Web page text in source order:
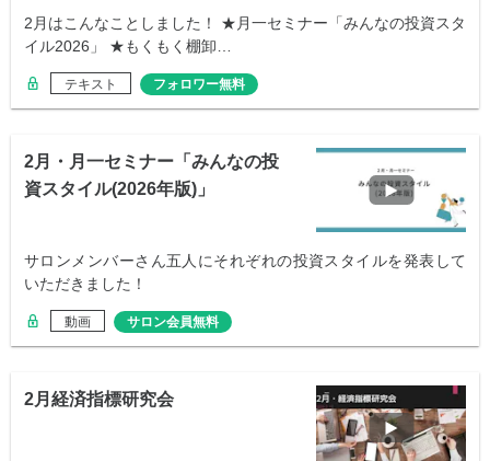
2月はこんなことしました！ ★月一セミナー「みんなの投資スタ
イル2026」 ★もくもく棚卸…
テキスト フォロワー無料
2月・月一セミナー「みんなの投
資スタイル(2026年版)」
サロンメンバーさん五人にそれぞれの投資スタイルを発表して
いただきました！
動画 サロン会員無料
2月経済指標研究会